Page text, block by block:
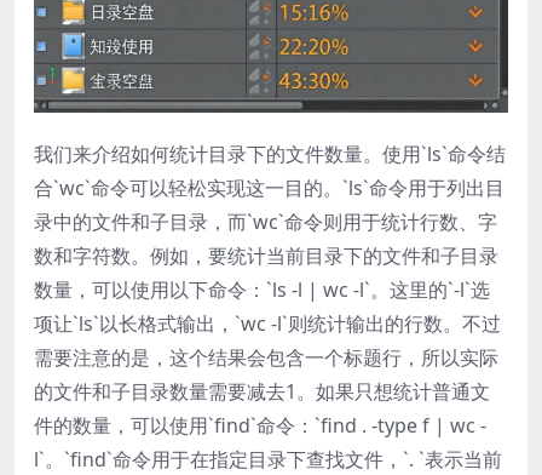
我们来介绍如何统计目录下的文件数量。使用`ls`命令结
合`wc`命令可以轻松实现这一目的。`ls`命令用于列出目
录中的文件和子目录，而`wc`命令则用于统计行数、字
数和字符数。例如，要统计当前目录下的文件和子目录
数量，可以使用以下命令：`ls -l | wc -l`。这里的`-l`选
项让`ls`以长格式输出，`wc -l`则统计输出的行数。不过
需要注意的是，这个结果会包含一个标题行，所以实际
的文件和子目录数量需要减去1。如果只想统计普通文
件的数量，可以使用`find`命令：`find . -type f | wc -
l`。`find`命令用于在指定目录下查找文件，`. `表示当前